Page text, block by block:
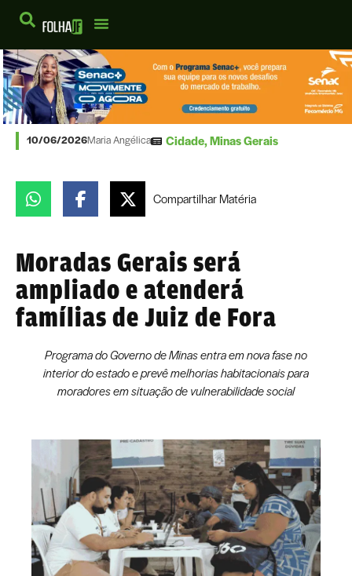
10/06/2026Maria Angélica Cidade,Minas Gerais
CompartilharMatéria
Moradas Gerais será
ampliado e atenderá
famílias de Juiz de Fora
Programa do Governo de Minas entra em nova fase no
interior do estado e prevê melhorias habitacionais para
moradores em situação de vulnerabilidade social